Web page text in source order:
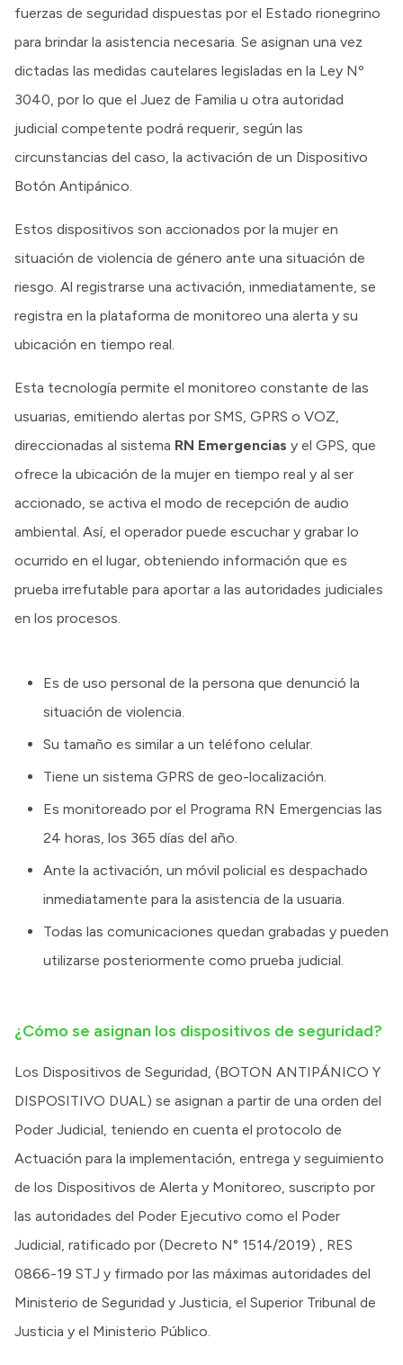
fuerzas de seguridad dispuestas por el Estado rionegrino
para brindar la asistencia necesaria. Se asignan una vez
dictadas las medidas cautelares legisladas en la Ley Nº
3040, por lo que el Juez de Familia u otra autoridad
judicial competente podrá requerir, según las
circunstancias del caso, la activación de un Dispositivo
Botón Antipánico.
Estos dispositivos son accionados por la mujer en
situación de violencia de género ante una situación de
riesgo. Al registrarse una activación, inmediatamente, se
registra en la plataforma de monitoreo una alerta y su
ubicación en tiempo real.
Esta tecnología permite el monitoreo constante de las
usuarias, emitiendo alertas por SMS, GPRS o VOZ,
direccionadas al sistema RN Emergencias y el GPS, que
ofrece la ubicación de la mujer en tiempo real y al ser
accionado, se activa el modo de recepción de audio
ambiental. Así, el operador puede escuchar y grabar lo
ocurrido en el lugar, obteniendo información que es
prueba irrefutable para aportar a las autoridades judiciales
en los procesos.
Es de uso personal de la persona que denunció la
situación de violencia.
Su tamaño es similar a un teléfono celular.
Tiene un sistema GPRS de geo-localización.
Es monitoreado por el Programa RN Emergencias las
24 horas, los 365 días del año.
Ante la activación, un móvil policial es despachado
inmediatamente para la asistencia de la usuaria.
Todas las comunicaciones quedan grabadas y pueden
utilizarse posteriormente como prueba judicial.
¿Cómo se asignan los dispositivos de seguridad?
Los Dispositivos de Seguridad, (BOTON ANTIPÁNICO Y
DISPOSITIVO DUAL) se asignan a partir de una orden del
Poder Judicial, teniendo en cuenta el protocolo de
Actuación para la implementación, entrega y seguimiento
de los Dispositivos de Alerta y Monitoreo, suscripto por
las autoridades del Poder Ejecutivo como el Poder
Judicial, ratificado por (Decreto N° 1514/2019) , RES
0866-19 STJ y firmado por las máximas autoridades del
Ministerio de Seguridad y Justicia, el Superior Tribunal de
Justicia y el Ministerio Público.